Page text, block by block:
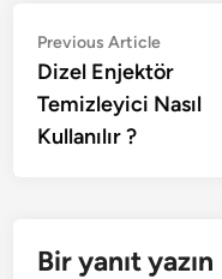
Yazı
gezinmesi
Previous ArticlePrevious
article:
Dizel Enjektör
Temizleyici Nasıl
Kullanılır ?
Bir yanıt yazın